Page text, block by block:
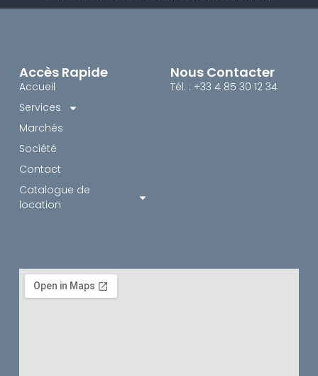
Accès Rapide
Accueil
Services
Marchés
Société
Contact
Catalogue de
location
Nous Contacter
Tél. : +33 4 85 30 12 34